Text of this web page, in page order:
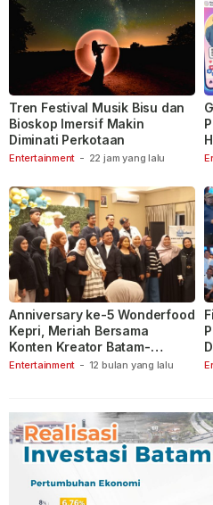
Entertainment - 22 jam yang lalu
Tren Festival Musik Bisu dan
Bioskop Imersif Makin
Diminati Perkotaan
Entertainment - 12 bulan yang lalu
Anniversary ke-5 Wonderfood
Kepri, Meriah Bersama
Konten Kreator Batam-
Tanjungpinang